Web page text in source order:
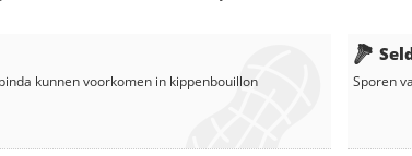
kunnen voorkomen in kippenbouillon Sporen